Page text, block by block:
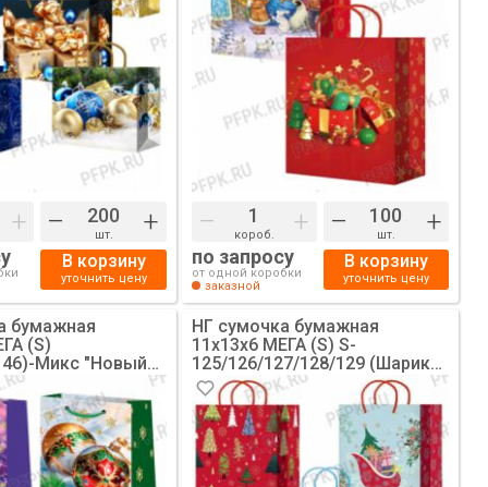
+ – шт. +
В корзину
уточнить цену
– короб. + – шт. +
по запросу
от одной коробки
заказной
В корзину
уточнить цену
бумажная
(S)
Микс "Новый
№3" (4 дизайна) [12/480]
НГ сумочка бумажная
11х13х6 МЕГА (S) S-
125/126/127/128/129 (Шарики,
Елочки) [10/200]